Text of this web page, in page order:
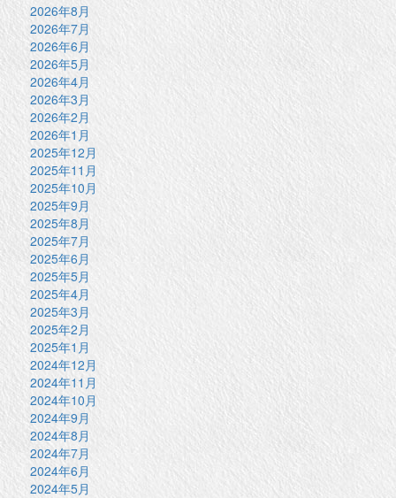
2026年8月
2026年7月
2026年6月
2026年5月
2026年4月
2026年3月
2026年2月
2026年1月
2025年12月
2025年11月
2025年10月
2025年9月
2025年8月
2025年7月
2025年6月
2025年5月
2025年4月
2025年3月
2025年2月
2025年1月
2024年12月
2024年11月
2024年10月
2024年9月
2024年8月
2024年7月
2024年6月
2024年5月